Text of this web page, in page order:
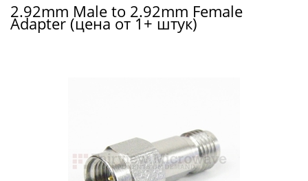
2.92mm Male to 2.92mm Female
Adapter (цена от 1+ штук)